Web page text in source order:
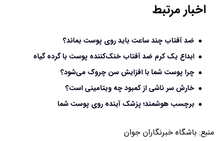
اخبار مرتبط
ضد آفتاب چند ساعت باید روی پوست بماند؟
ابداع یک کرم ضد آفتاب خنک‌کننده پوست با گرده گیاه
چرا پوست شما با افزایش سن چروک می‌شود؟
خارش سر ناشی از کمبود چه ویتامینی است؟
برچسب هوشمند؛ پزشک آینده روی پوست شما
منبع: باشگاه خبرنگاران جوان